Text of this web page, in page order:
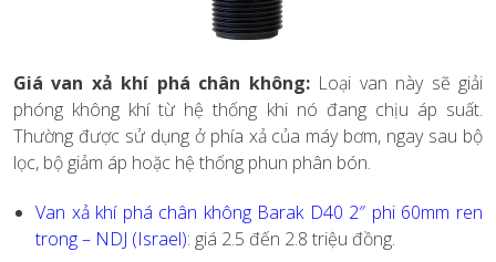
Giá van xả khí phá chân không:Loại van này sẽ giải
phóng không khí từ hệ thống khi nó đang chịu áp suất.
Thường được sử dụng ở phía xả của máy bơm, ngay sau bộ
lọc, bộ giảm áp hoặc hệ thống phun phân bón.
Van xả khí phá chân không Barak D40 2″ phi 60mm ren
trong – NDJ (Israel): giá 2.5 đến 2.8 triệu đồng.